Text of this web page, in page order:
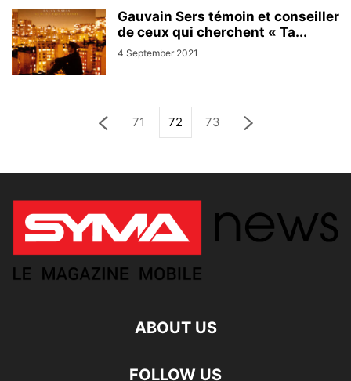
Gauvain Sers témoin et conseiller
de ceux qui cherchent « Ta...
4 September 2021
71 72 73
ABOUT US
FOLLOW US